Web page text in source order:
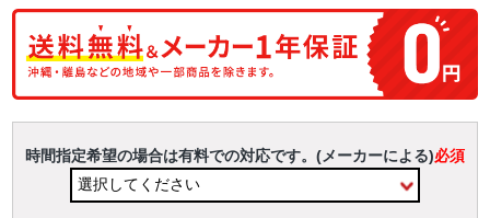
時間指定希望の場合は有料での対応です。(メーカーによる)必須